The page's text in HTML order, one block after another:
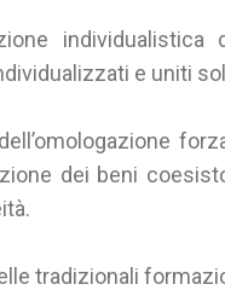
e uniti
dell’omologazione
dei beni
tradizionali